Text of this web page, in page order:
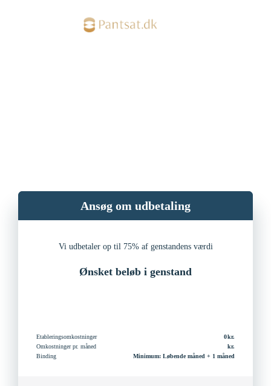
Ansøg om udbetaling
Vi udbetaler op til 75% af genstandens værdi
Ønsket beløb i genstand
Etableringsomkostninger
0
Omkostninger pr. måned
Binding
Minimum: Løbende måned + 1 måned